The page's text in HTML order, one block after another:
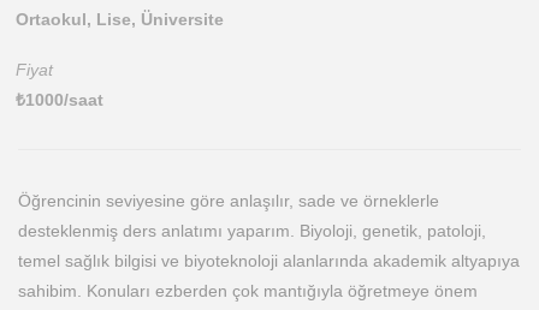
Ortaokul, Lise, Üniversite
Fiyat
₺1000/saat
Öğrencinin seviyesine göre anlaşılır, sade ve örneklerle
desteklenmiş ders anlatımı yaparım. Biyoloji, genetik, patoloji,
temel sağlık bilgisi ve biyoteknoloji alanlarında akademik altyapıya
sahibim. Konuları ezberden çok mantığıyla öğretmeye önem